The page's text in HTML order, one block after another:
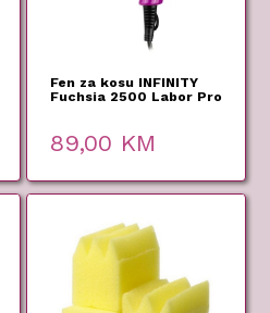
Fen za kosu INFINITY
Fuchsia 2500 Labor Pro
89,00 KM